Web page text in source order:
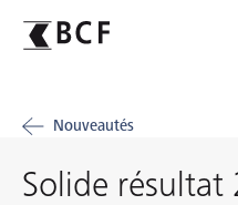
Nouveautés
Solide résultat